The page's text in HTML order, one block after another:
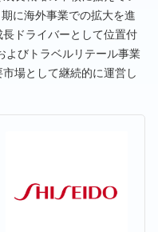
に海外事業での拡大を進
ドライバーとして位置付
よびトラベルリテール事業
場として継続的に運営し